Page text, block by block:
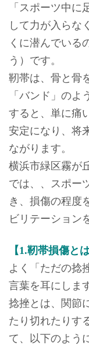
「スポーツ中
して力が入らな
くに潜んでいる
う）です。
靭帯は、骨と骨
「バンド」の
すると、単に痛
安定になり、将
ながります。
横浜市緑区霧が
では、、スポー
き、損傷の程度
ビリテーション
【1.靭帯損傷と
よく「ただの捻
言葉を耳にしま
捻挫とは、関節
たり切れたりす
て、以下のよう